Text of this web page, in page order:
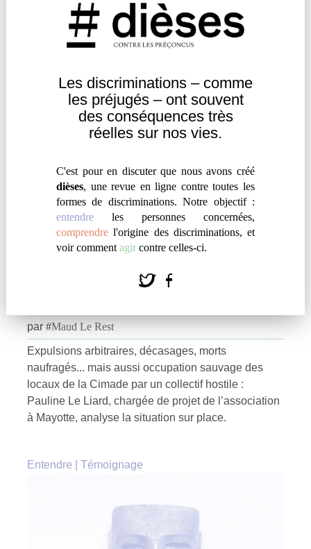
Les discriminations – comme
lespréjugés – ont souvent
desconséquences très
réelles sur nos vies.
C'est pour en discuter que nous avons créé
dièses, une revue en ligne contre toutes les
formes de discriminations. Notre objectif :
entendre les personnes concernées,
comprendre l'origine des discriminations, et
voir comment agir contre celles-ci.
comment ce concept pourrait, selon elle, remédier
aux actuelles limites des luttes contre les
discriminations.
Engagement
À MAYOTTE, LE COMBAT DE LA
par #Maud Le Rest
Expulsions arbitraires, décasages, morts
naufragés... mais aussi occupation sauvage des
locaux de la Cimade par un collectif hostile :
Pauline Le Liard, chargée de projet de l’association
à Mayotte, analyse la situation sur place.
Entendre Témoignage